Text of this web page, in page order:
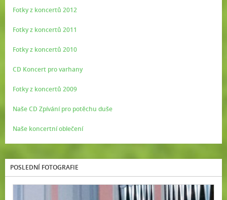
Fotky z koncertů 2012
Fotky z koncertů 2011
Fotky z koncertů 2010
CD Koncert pro varhany
Fotky z koncertů 2009
Naše CD Zpívání pro potěchu duše
Naše koncertní oblečení
POSLEDNÍ FOTOGRAFIE